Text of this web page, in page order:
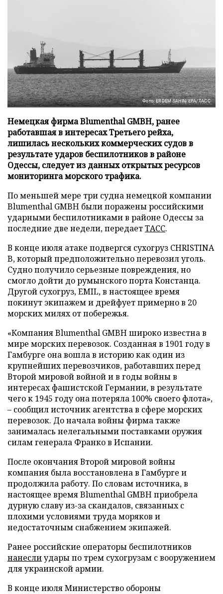
Фото: ERDEM SAHIN/EPA/ТАСС
Немецкая фирма Blumenthal GMBH, ранее
работавшая в интересах Третьего рейха,
лишилась нескольких коммерческих судов в
результате ударов беспилотников в районе
Одессы, следует из данных открытых ресурсов
мониторинга морского трафика.
По меньшей мере три судна немецкой компании
Blumenthal GMBH были поражены российскими
ударными беспилотниками в районе Одессы за
последние две недели, передаетТАСС.
В конце июля атаке подвергся сухогруз CHRISTINA
B, который предположительно перевозил уголь.
Судно получило серьезные повреждения, но
смогло дойти до румынского порта Констанца.
Другой сухогруз, EMIL, в настоящее время
покинут экипажем и дрейфует примерно в 20
морских милях от побережья.
«Компания Blumenthal GMBH широко известна в
мире морских перевозок. Созданная в 1901 году в
Гамбурге она вошла в историю как один из
крупнейших перевозчиков, работавших перед
Второй мировой войной и в годы войны в
интересах фашистской Германии, в результате
чего к 1945 году она потеряла 100% своего флота»,
– сообщил источник агентства в сфере морских
перевозок. До начала войны фирма также
занималась нелегальными поставками оружия
силам генерала Франко в Испании.
После окончания Второй мировой войны
компания была восстановлена в Гамбурге и
продолжила работу. По словам источника, в
настоящее время Blumenthal GMBH приобрела
дурную славу из-за скандалов, связанных с
плохими условиями труда моряков и
недостаточным снабжением экипажей.
Ранее российские операторы беспилотников
нанеслиудары по трем сухогрузам с вооружением
для украинской армии.
В конце июля Министерство обороны